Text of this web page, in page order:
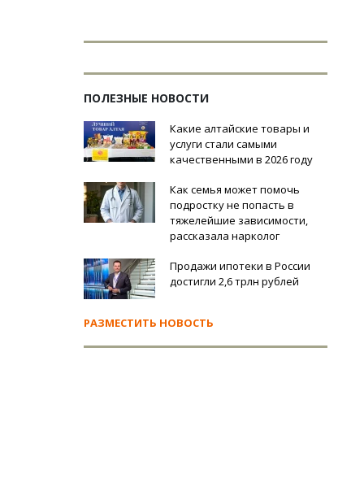
ПОЛЕЗНЫЕ НОВОСТИ
Какие алтайские товары и
услуги стали самыми
качественными в 2026 году
Как семья может помочь
подростку не попасть в
тяжелейшие зависимости,
рассказала нарколог
Продажи ипотеки в России
достигли 2,6 трлн рублей
РАЗМЕСТИТЬ НОВОСТЬ